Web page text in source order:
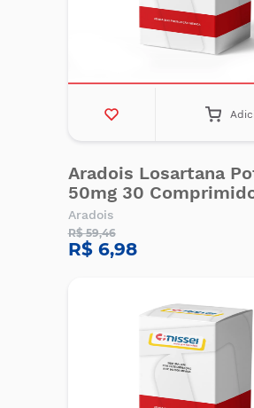
Aradois Losartana
50mg 30
Aradois
R$ 59,46
R$ 6,98